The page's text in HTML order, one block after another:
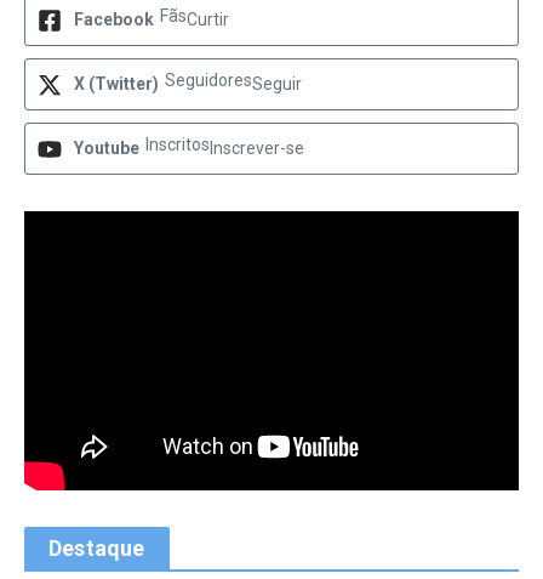
Facebook FãsCurtir
X (Twitter) SeguidoresSeguir
Youtube Inscritos Inscrever-se
Destaque